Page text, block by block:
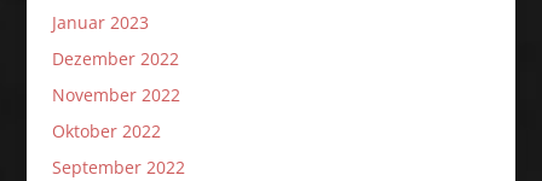
Januar 2023
Dezember 2022
November 2022
Oktober 2022
September 2022